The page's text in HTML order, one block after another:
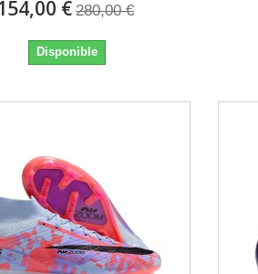
€ 280,00 €
Disponible